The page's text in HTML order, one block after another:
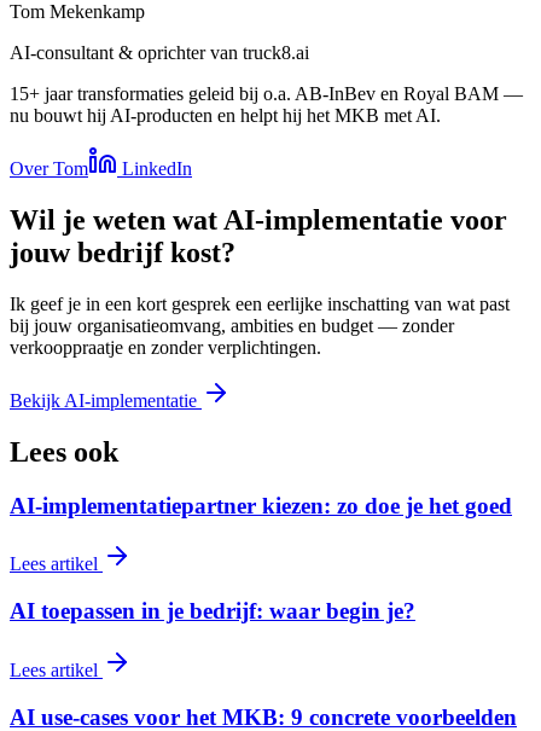
Tom Mekenkamp
AI-consultant & oprichter van truck8.ai
15+ jaar transformaties geleid bij o.a. AB-InBev en Royal BAM —
nu bouwt hij AI-producten en helpt hij het MKB met AI.
Over Tom LinkedIn
Wil je weten wat AI-implementatie voor
jouw bedrijf kost?
Ik geef je in een kort gesprek een eerlijke inschatting van wat past
bij jouw organisatieomvang, ambities en budget — zonder
verkooppraatje en zonder verplichtingen.
Bekijk AI-implementatie
Lees ook
AI-implementatiepartner kiezen: zo doe je het goed
Lees artikel
AI toepassen in je bedrijf: waar begin je?
Lees artikel
AI use-cases voor het MKB: 9 concrete voorbeelden